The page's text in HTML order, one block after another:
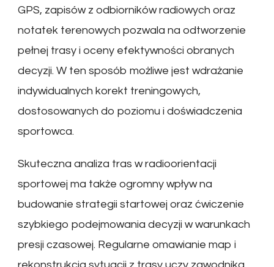
GPS, zapisów z odbiorników radiowych oraz
notatek terenowych pozwala na odtworzenie
pełnej trasy i oceny efektywności obranych
decyzji. W ten sposób możliwe jest wdrażanie
indywidualnych korekt treningowych,
dostosowanych do poziomu i doświadczenia
sportowca.
Skuteczna analiza tras w radioorientacji
sportowej ma także ogromny wpływ na
budowanie strategii startowej oraz ćwiczenie
szybkiego podejmowania decyzji w warunkach
presji czasowej. Regularne omawianie map i
rekonstrukcja sytuacji z trasy uczy zawodnika